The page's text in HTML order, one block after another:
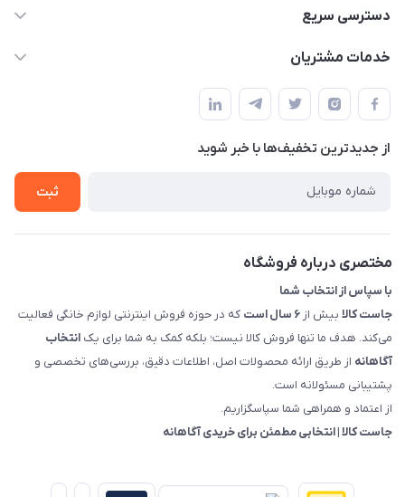
09398557137
سمت چپ (فروشگاه صوتی عباسی) - "تحویل حضوری فقط با
هماهنگی"
دسترسی سریع
لیست محصولات
حساب کاربری
تماس با ما
خدمات مشتریان
راهنما
پرسش های شما
شرایط و ضوابط گارانتی
روش های بازگرداندن کالا
از جدید‌ترین تخفیف‌ها با‌ خبر شوید
ثبت
مختصری درباره فروشگاه
با سپاس از انتخاب شما
جاست کالا بیش از ۶ سال است
که در حوزه فروش اینترنتی لوازم خانگی فعالیت
می‌کند. هدف ما تنها فروش کالا نیست؛ بلکه کمک به شما برای یک انتخاب
آگاهانه از طریق ارائه محصولات اصل، اطلاعات دقیق، بررسی‌های تخصصی و
پشتیبانی مسئولانه است.
از اعتماد و همراهی شما سپاسگزاریم.
جاست کالا | انتخابی مطمئن برای خریدی آگاهانه